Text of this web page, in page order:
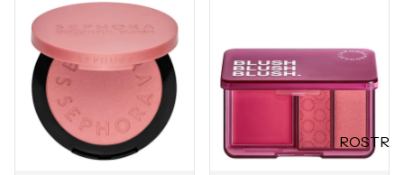
Sephora
Favorites
Rare
o de
Ojos
Protecto
ROSTR
O